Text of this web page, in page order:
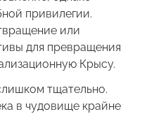
привилегии.
или
для превращения
Крысу.
тщательно.
в чудовище крайне